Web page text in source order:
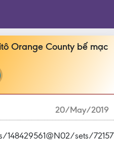
Orange County bế mạc
20/May/2019
sets/